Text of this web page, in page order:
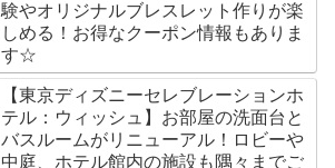
験やオリジナルブレスレット作りが楽
しめる！お得なクーポン情報もありま
す☆
【東京ディズニーセレブレーションホ
テル：ウィッシュ】お部屋の洗面台と
バスルームがリニューアル！ロビーや
中庭、ホテル館内の施設も隅々までご